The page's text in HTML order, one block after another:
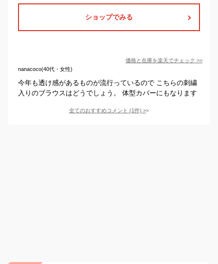
ショップでみる
価格と在庫を楽天でチェック >>
nanacoco(40代・女性)
今年も透け感があるものが流行っているので こちらの刺繍
入りのブラウスはどうでしょう。 体型カバーにもなります
全てのおすすめコメント (1件) >